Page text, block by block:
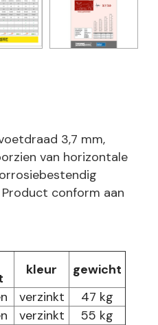
3,7 mm,
van horizontale
conform aan
kleur
gewicht
verzinkt
47 kg
verzinkt
55 kg